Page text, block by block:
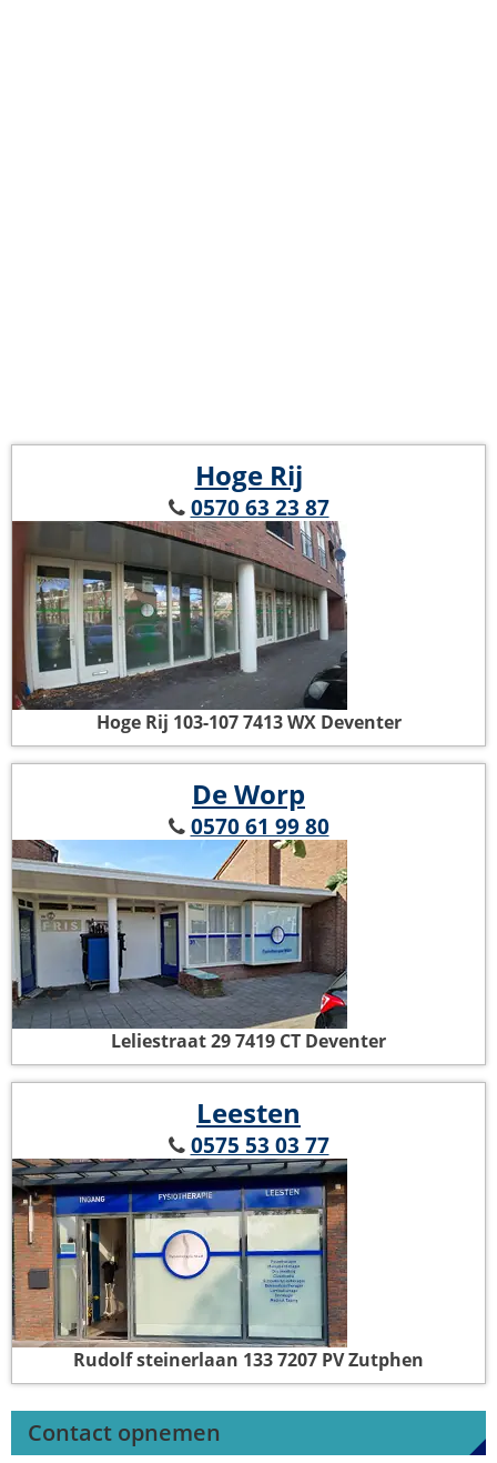
Hoge Rij
0570 63 23 87
Hoge Rij 103-1077413 WX Deventer
De Worp
0570 61 99 80
Leliestraat 297419 CT Deventer
Leesten
0575 53 03 77
Rudolf steinerlaan 1337207 PV Zutphen
Contact opnemen